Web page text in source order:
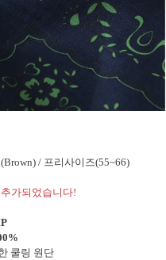
/ 프리사이즈(55~66)
가되었습니다!
쿨링 원단